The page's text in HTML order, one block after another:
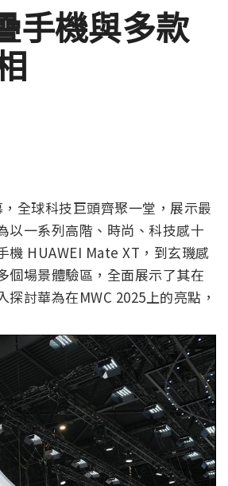
手機與多款
全球科技巨頭齊聚一堂，展示最
以一系列高階、時尚、科技感十
機 HUAWEI Mate XT，到玄璣感
個場景體驗區，全面展示了其在
討華為在MWC 2025上的亮點，